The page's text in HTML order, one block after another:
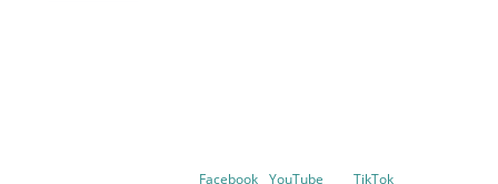
Facebook- YouTube TikTok